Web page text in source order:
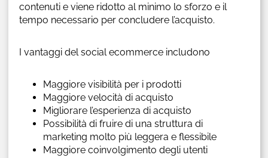
contenuti e viene ridotto al minimo lo sforzo e il
tempo necessario per concludere l’acquisto.
I vantaggi del social ecommerce includono
Maggiore visibilità per i prodotti
Maggiore velocità di acquisto
Migliorare l’esperienza di acquisto
Possibilità di fruire di una struttura di
marketing molto più leggera e flessibile
Maggiore coinvolgimento degli utenti